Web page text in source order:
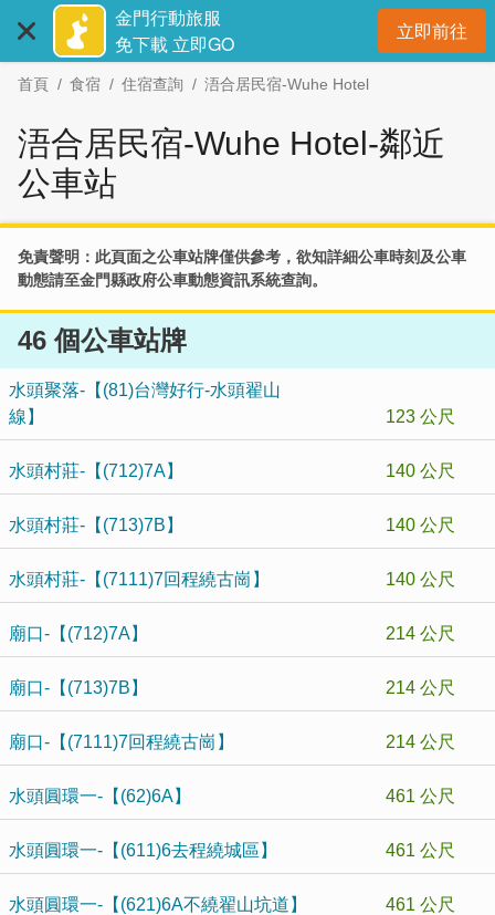
主
金門行動旅服
免下載 立即GO
立即前往開
首頁 食宿 住宿查詢 浯合居民宿-Wuhe Hotel
浯合居民宿-Wuhe Hotel-鄰近
公車站
免責聲明：此頁面之公車站牌僅供參考，欲知詳細公車時刻及公車
動態請至金門縣政府公車動態資訊系統查詢。
46 個公車站牌
水頭聚落-【(81)台灣好行-水頭翟山
線】
123 公尺
水頭村莊-【(712)7A】 140 公尺
水頭村莊-【(713)7B】 140 公尺
水頭村莊-【(7111)7回程繞古崗】 140 公尺
廟口-【(712)7A】 214 公尺
廟口-【(713)7B】 214 公尺
廟口-【(7111)7回程繞古崗】 214 公尺
水頭圓環一-【(62)6A】 461 公尺
水頭圓環一-【(611)6去程繞城區】 461 公尺
水頭圓環一-【(621)6A不繞翟山坑道】 461 公尺